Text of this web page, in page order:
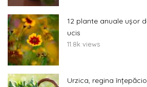
12 plante anuale ușor
ucis
11.8k views
Urzica, regina